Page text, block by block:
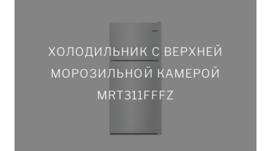
ХОЛОДИЛЬНИК С ВЕРХНЕЙ
МОРОЗИЛЬНОЙ КАМЕРОЙ
MRT311FFFZ
МОРОЗИЛЬНОЙ КАМЕРОЙ
MRT311FFFZ